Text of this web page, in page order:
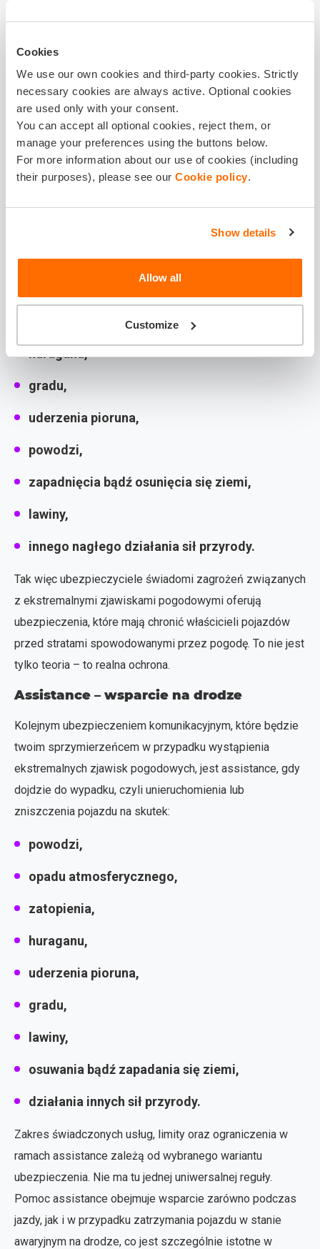
Cookies
We use our own cookies and third-party cookies. Strictly
necessary cookies are always active. Optional cookies
are used only with your consent.
You can accept all optional cookies, reject them, or
manage your preferences using the buttons below.
For more information about our use of cookies (including
their purposes), please see our Cookie policy.
Show details
Allow all
Customize
procesu likwidacji szkody są kluczowe dla uzyskania
należnego odszkodowania.
Ubezpieczenie AC chroni przed szkodami powstałymi
wskutek działania sił przyrody, w tym także tych
związanych z ekstremalnymi zjawiskami pogodowymi.
Zazwyczaj znajdziesz zapis, że owe działania sił
omawiane w tym artykule zagrożenia.
pożaru (nie dotyczy podpalenia),
huraganu,
gradu,
uderzenia pioruna,
powodzi,
zapadnięcia bądź osunięcia się ziemi,
lawiny,
innego nagłego działania sił przyrody.
Tak więc ubezpieczyciele świadomi zagrożeń związanych
z ekstremalnymi zjawiskami pogodowymi oferują
ubezpieczenia, które mają chronić właścicieli pojazdów
przed stratami spowodowanymi przez pogodę. To nie jest
tylko teoria – to realna ochrona.
Assistance – wsparcie na drodze
Kolejnym ubezpieczeniem komunikacyjnym, które będzie
twoim sprzymierzeńcem w przypadku wystąpienia
ekstremalnych zjawisk pogodowych, jest assistance, gdy
dojdzie do wypadku, czyli unieruchomienia lub
zniszczenia pojazdu na skutek:
powodzi,
opadu atmosferycznego,
zatopienia,
huraganu,
uderzenia pioruna,
gradu,
lawiny,
osuwania bądź zapadania się ziemi,
działania innych sił przyrody.
Zakres świadczonych usług, limity oraz ograniczenia w
ramach assistance zależą od wybranego wariantu
ubezpieczenia. Nie ma tu jednej uniwersalnej reguły.
Pomoc assistance obejmuje wsparcie zarówno podczas
jazdy, jak i w przypadku zatrzymania pojazdu w stanie
awaryjnym na drodze, co jest szczególnie istotne w